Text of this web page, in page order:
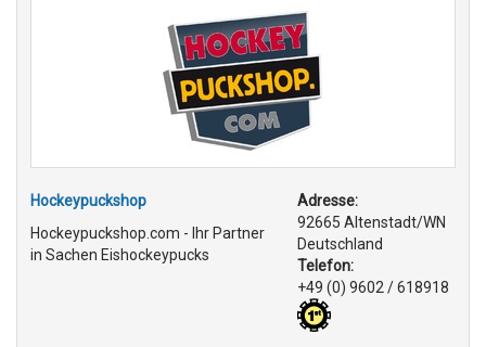
Hockeypuckshop
Hockeypuckshop.com - Ihr Partner
in Sachen Eishockeypucks
Adresse:
92665 Altenstadt/WN
Deutschland
Telefon:
+49 (0) 9602 / 618918